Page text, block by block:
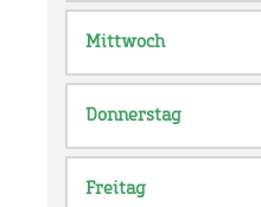
Mittwoch
Donnerstag
Freitag